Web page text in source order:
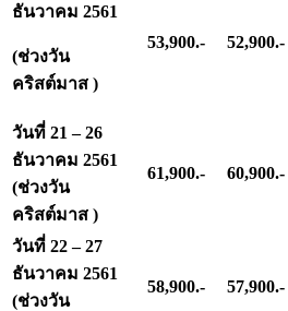
ธันวาคม 2561
(ช่วงวัน
คริสต์มาส )
53,900.- 52,900.-
วันที่ 21 – 26
ธันวาคม 2561
(ช่วงวัน
คริสต์มาส )
61,900.- 60,900.-
วันที่ 22 – 27
ธันวาคม 2561
(ช่วงวัน
58,900.- 57,900.-